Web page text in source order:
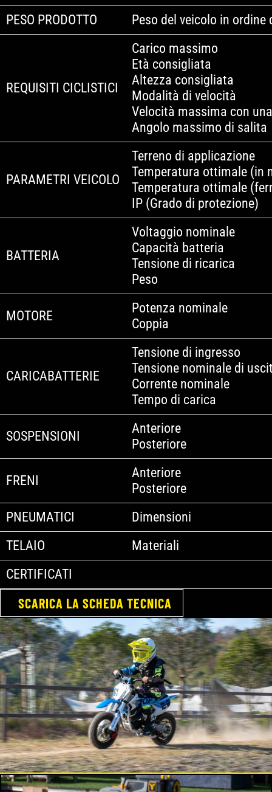
PESO PRODOTTO
Peso del veicolo in
REQUISITI CICLISTICI
Carico massimo
Età consigliata
Altezza consigliata
Modalità di velocità
Velocità massima con
Angolo massimo di salita
PARAMETRI VEICOLO
Terreno di applicazione
Temperatura ottimale (in
Temperatura ottimale
IP (Grado di protezione)
BATTERIA
Voltaggio nominale
Capacità batteria
Tensione di ricarica
Peso
MOTORE
Potenza nominale
Coppia
CARICABATTERIE
Tensione di ingresso
Tensione nominale di
Corrente nominale
Tempo di carica
SOSPENSIONI
Anteriore
Posteriore
FRENI
Anteriore
Posteriore
PNEUMATICI
Dimensioni
TELAIO
Materiali
CERTIFICATI
SCARICA LA SCHEDA TECNICA